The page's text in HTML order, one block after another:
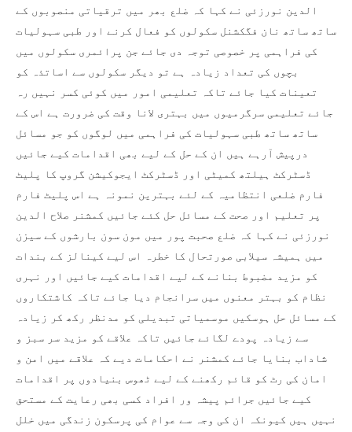
الدین نورزئی نے کہا کہ ضلع بھر میں ترقیاتی منصوبوں کے
ساتھ ساتھ نان فگکشنل سکولوں کو فعال کرنے اور طبی سہولیات
کی فراہمی پر خصوصی توجہ دی جائے جن پرائمری سکولوں میں
بچوں کی تعداد زیادہ ہے تو دیگر سکولوں سے اساتذہ کو
تعینات کیا جائے تاکہ تعلیمی امور میں کوئی کسر نہیں رہ
جائے تعلیمی سرگرمیوں میں بہتری لانا وقت کی ضرورت ہے اس کے
ساتھ ساتھ طبی سہولیات کی فراہمی میں لوگوں کو جو مسائل
درپیش آرہے ہیں ان کے حل کے لیے بھی اقدامات کیے جائیں
ڈسٹرکٹ ہیلتھ کمیٹی اور ڈسٹرکٹ ایجوکیشن گروپ کا پلیٹ
فارم ضلعی انتظامیہ کے لئے بہترین نمونہ ہے اس پلیٹ فارم
پر تعلیم اور صحت کے مسائل حل کئے جائیں کمشنر صلاح الدین
نورزئی نے کہا کہ ضلع صحبت پور میں مون سون بارشوں کے سیزن
میں ہمیشہ سیلابی صورتحال کا خطرہ اس لیے کینالز کے بندات
کو مزید مضبوط بنانے کے لیے اقدامات کیے جائیں اور نہری
نظام کو بہتر معنوں میں سرانجام دیا جائے تاکہ کاشتکاروں
کے مسائل حل ہوسکیں موسمیاتی تبدیلی کو مدنظر رکھ کر زیادہ
سے زیادہ پودے لگائے جائیں تاکہ علاقے کو مزید سر سبز و
شاداب بنایا جائے کمشنر نے احکامات دیے کہ علاقے میں امن و
امان کی رٹ کو قائم رکھنے کے لیے ٹھوس بنیادوں پر اقدامات
کیے جائیں جرائم پیشہ ور افراد کسی بھی رعایت کے مستحق
نہیں ہیں کیونکہ ان کی وجہ سے عوام کی پرسکون زندگی میں خلل